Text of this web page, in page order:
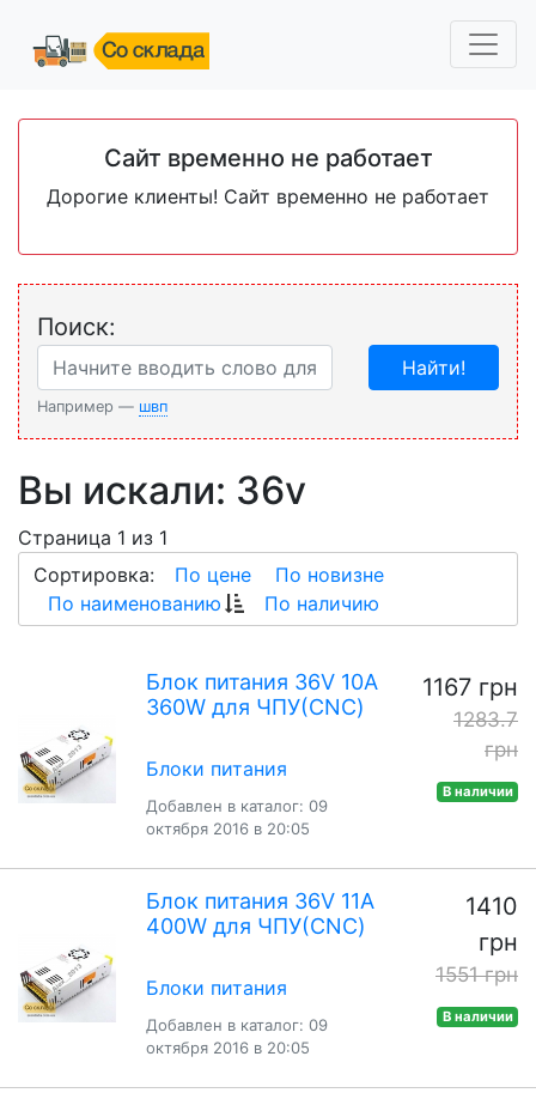
Сайт временно не работает
Дорогие клиенты! Сайт временно не работает
Поиск:
Например — швп
Найти!
Вы искали: 36v
Страница 1 из 1
Сортировка:
По цене
По новизне
По наименованию
По наличию
Блок питания 36V 10A
360W для ЧПУ(CNC)
Блоки питания
Добавлен в каталог: 09
октября 2016 в 20:05
1167 грн
1283.7
грн
В наличии
Блок питания 36V 11A
400W для ЧПУ(CNC)
Блоки питания
Добавлен в каталог: 09
октября 2016 в 20:05
1410
грн
1551 грн
В наличии